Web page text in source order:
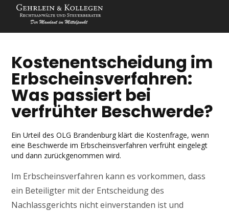
Kostenentscheidung im
Erbscheinsverfahren:
Was passiert bei
verfrühter Beschwerde?
Ein Urteil des OLG Brandenburg klärt die Kostenfrage, wenn
eine Beschwerde im Erbscheinsverfahren verfrüht eingelegt
und dann zurückgenommen wird.
Im Erbscheinsverfahren kann es vorkommen, dass
ein Beteiligter mit der Entscheidung des
Nachlassgerichts nicht einverstanden ist und